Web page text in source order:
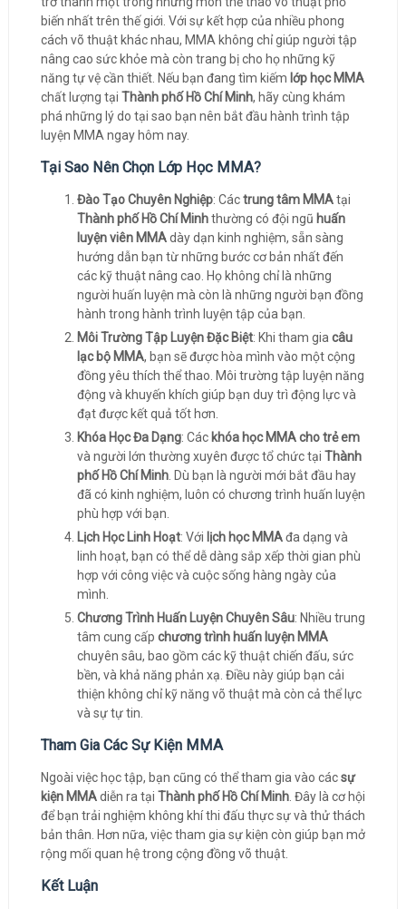
biến nhất trên thế giới. Với sự kết hợp của nhiều phong
cách võ thuật khác nhau, MMA không chỉ giúp người tập
nâng cao sức khỏe mà còn trang bị cho họ những kỹ
năng tự vệ cần thiết. Nếu bạn đang tìm kiếm lớp học MMA
chất lượng tại Thành phố Hồ Chí Minh, hãy cùng khám
phá những lý do tại sao bạn nên bắt đầu hành trình tập
luyện MMA ngay hôm nay.
Tại Sao Nên Chọn Lớp Học MMA?
Đào Tạo Chuyên Nghiệp: Cáctrung tâm MMAtại
Thành phố Hồ Chí Minhthường có đội ngũ huấn
luyện viên MMAdày dạn kinh nghiệm, sẵn sàng
hướng dẫn bạn từ những bước cơ bản nhất đến
các kỹ thuật nâng cao. Họ không chỉ là những
người huấn luyện mà còn là những người bạn đồng
hành trong hành trình luyện tập của bạn.
Môi Trường Tập Luyện Đặc Biệt: Khi tham gia câu
lạc bộ MMA, bạn sẽ được hòa mình vào một cộng
đồng yêu thích thể thao. Môi trường tập luyện năng
động và khuyến khích giúp bạn duy trì động lực và
đạt được kết quả tốt hơn.
Khóa Học Đa Dạng: Các khóa học MMA cho trẻ em
và người lớn thường xuyên được tổ chức tại Thành
phố Hồ Chí Minh. Dù bạn là người mới bắt đầu hay
đã có kinh nghiệm, luôn có chương trình huấn luyện
phù hợp với bạn.
Lịch Học Linh Hoạt: Với lịch học MMAđa dạng và
linh hoạt, bạn có thể dễ dàng sắp xếp thời gian phù
hợp với công việc và cuộc sống hàng ngày của
mình.
Chương Trình Huấn Luyện Chuyên Sâu: Nhiều trung
tâm cung cấp chương trình huấn luyện MMA
chuyên sâu, bao gồm các kỹ thuật chiến đấu, sức
bền, và khả năng phản xạ. Điều này giúp bạn cải
thiện không chỉ kỹ năng võ thuật mà còn cả thể lực
và sự tự tin.
Tham Gia Các Sự Kiện MMA
Ngoài việc học tập, bạn cũng có thể tham gia vào cácsự
kiện MMAdiễn ra tại Thành phố Hồ Chí Minh. Đây là cơ hội
để bạn trải nghiệm không khí thi đấu thực sự và thử thách
bản thân. Hơn nữa, việc tham gia sự kiện còn giúp bạn mở
rộng mối quan hệ trong cộng đồng võ thuật.
Kết Luận